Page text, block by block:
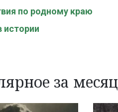
по родному краю
истории
за месяц